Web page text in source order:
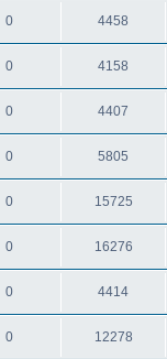
0 4458
0 4158
0 4407
0 5805
0 15725
0 16276
0 4414
0 12278